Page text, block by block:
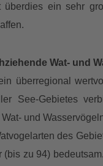
ein sehr
Wat- und
überregional
See-Gebietes
und
des
(bis zu 94)